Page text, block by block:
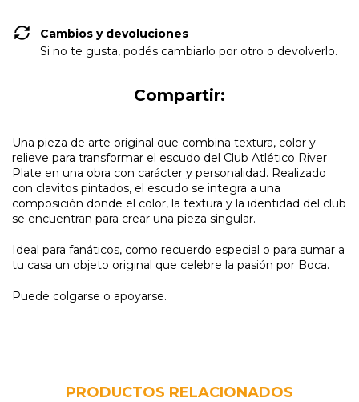
Cambios y devoluciones
Si no te gusta, podés cambiarlo por otro o devolverlo.
Compartir:
Una pieza de arte original que combina textura, color y
relieve para transformar el escudo del Club Atlético River
Plate en una obra con carácter y personalidad. Realizado
con clavitos pintados, el escudo se integra a una
composición donde el color, la textura y la identidad del club
se encuentran para crear una pieza singular.
Ideal para fanáticos, como recuerdo especial o para sumar a
tu casa un objeto original que celebre la pasión por Boca.
Puede colgarse o apoyarse.
PRODUCTOS RELACIONADOS